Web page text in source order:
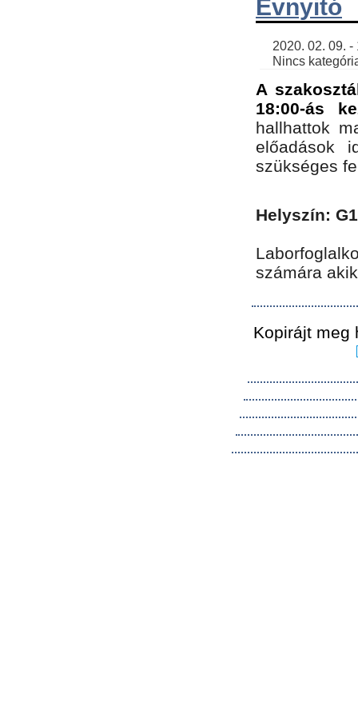
Évnyitó
Nincs
A
18:00-ás
hallhattok
előadások
szükséges
Helyszín:
számára
Kopirájt meg